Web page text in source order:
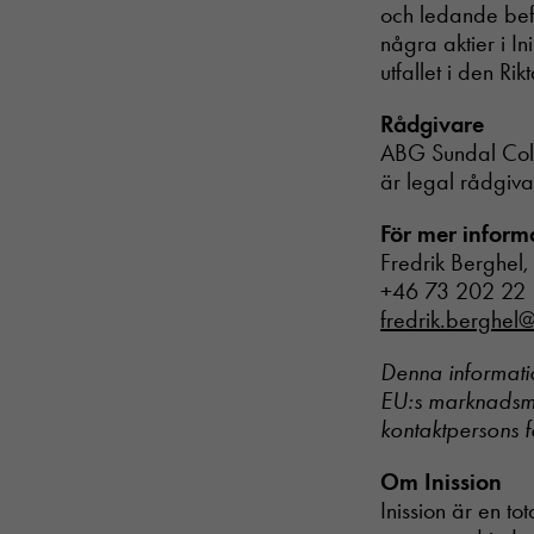
och ledande
några aktier i
utfallet i den
Rådgivare
ABG Sundal
är legal
För mer
Fredrik
+46 73 202 22
Denna
EU:s
kontaktpersons
Om Inission
Inission är en